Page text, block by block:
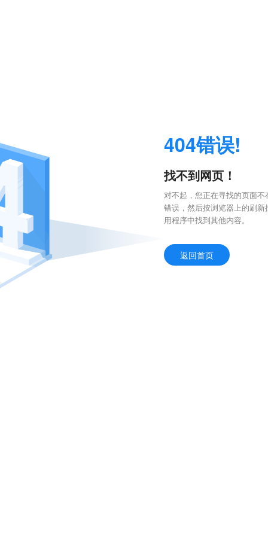
404错误!
找不到网页！
对不起，您正在寻找的页面
错误，然后按浏览器上的刷
用程序中找到其他内容。
返回首页